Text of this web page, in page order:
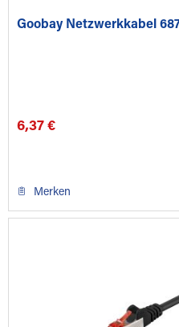
Goobay Netzwerkkabel
6,37 €
Merken